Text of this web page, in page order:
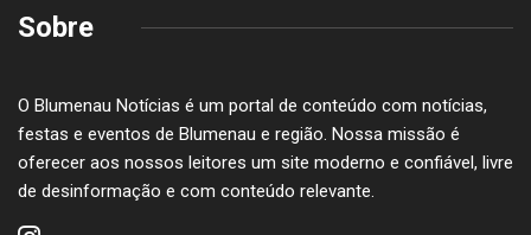
Sobre
O Blumenau Notícias é um portal de conteúdo com notícias,
festas e eventos de Blumenau e região. Nossa missão é
oferecer aos nossos leitores um site moderno e confiável, livre
de desinformação e com conteúdo relevante.